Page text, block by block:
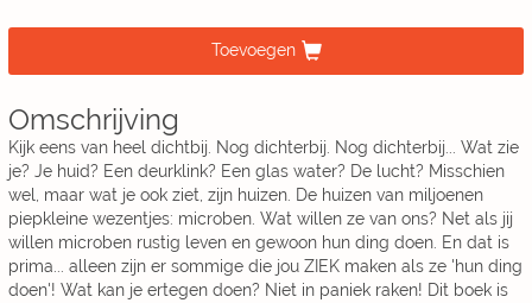
Toevoegen
Omschrijving
Kijk eens van heel dichtbij. Nog dichterbij. Nog dichterbij... Wat zie
je? Je huid? Een deurklink? Een glas water? De lucht? Misschien
wel, maar wat je ook ziet, zijn huizen. De huizen van miljoenen
piepkleine wezentjes: microben. Wat willen ze van ons? Net als jij
willen microben rustig leven en gewoon hun ding doen. En dat is
prima... alleen zijn er sommige die jou ZIEK maken als ze 'hun ding
doen'! Wat kan je ertegen doen? Niet in paniek raken! Dit boek is